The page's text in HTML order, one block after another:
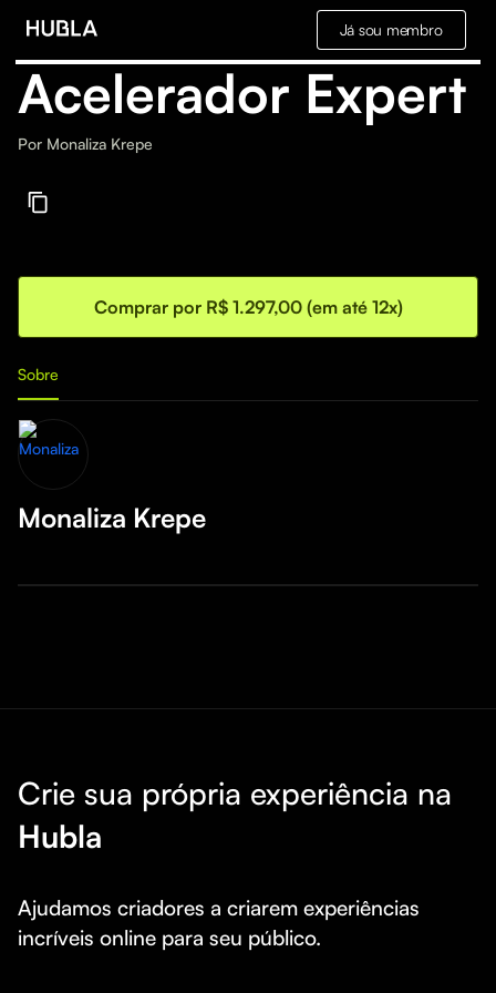
Já sou membro
Acelerador Expert
Por Monaliza Krepe
Comprar por R$ 1.297,00 (em até 12x)
Sobre
Monaliza Krepe
Crie sua própria experiência na
Hubla
Ajudamos criadores a criarem experiências
incríveis online para seu público.